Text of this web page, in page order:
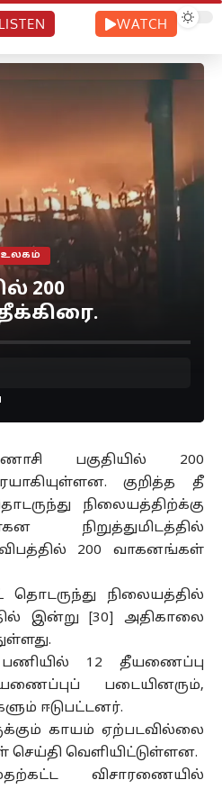
WATCH
உலகம்
200
பகுதியில் 200
குறித்த தீ
நிலையத்திற்க்கு
200 வாகனங்கள்
நிலையத்தில்
இன்று [30] அதிகாலை
12 தீயணைப்பு
படையினரும்,
ஈடுபட்டனர்.
காயம் ஏற்படவில்லை
வெளியிட்டுள்ளன.
விசாரணையில்